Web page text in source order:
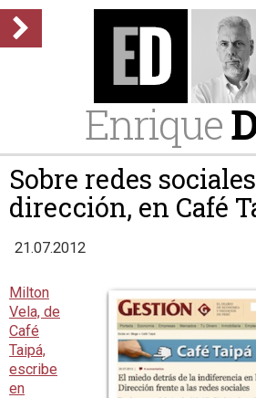
Enrique
Sobre redes
dirección, en Café
21.07.2012
Milton
Vela, de
Café
Taipá,
escribe
en